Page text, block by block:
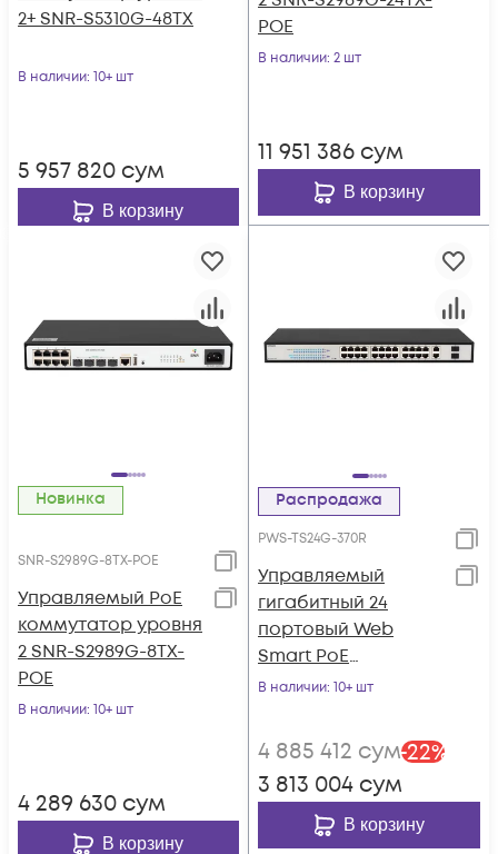
2+ SNR-S5310G-48TX
В наличии: 10+ шт
5 957 820 сум
В корзину
POE
В наличии: 2 шт
11 951 386 сум
В корзину
Новинка
SNR-S2989G-8TX-POE
Управляемый PoE
коммутатор уровня
2 SNR-S2989G-8TX-
POE
В наличии: 10+ шт
4 289 630 сум
В корзину
Распродажа
PWS-TS24G-370R
Управляемый
гигабитный 24
портовый Web
Smart PoE
коммутатор
В наличии: 10+ шт
4 885 412 сум-22%
3 813 004 сум
В корзину